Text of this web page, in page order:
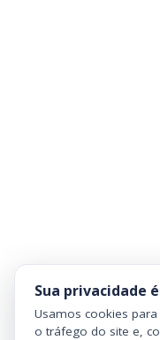
Sua privacidade
Usamos cookies
o tráfego do site e,